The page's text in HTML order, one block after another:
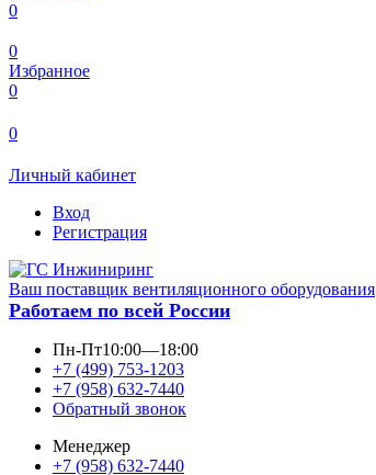
0
0
Избранное
0
0
Личный кабинет
Вход
Регистрация
Ваш поставщик вентиляционного оборудования
Работаем по всей России
Пн-Пт10:00—18:00
+7 (499) 753-1203
+7 (958) 632-7440
Обратный звонок
Менеджер
+7 (958) 632-7440